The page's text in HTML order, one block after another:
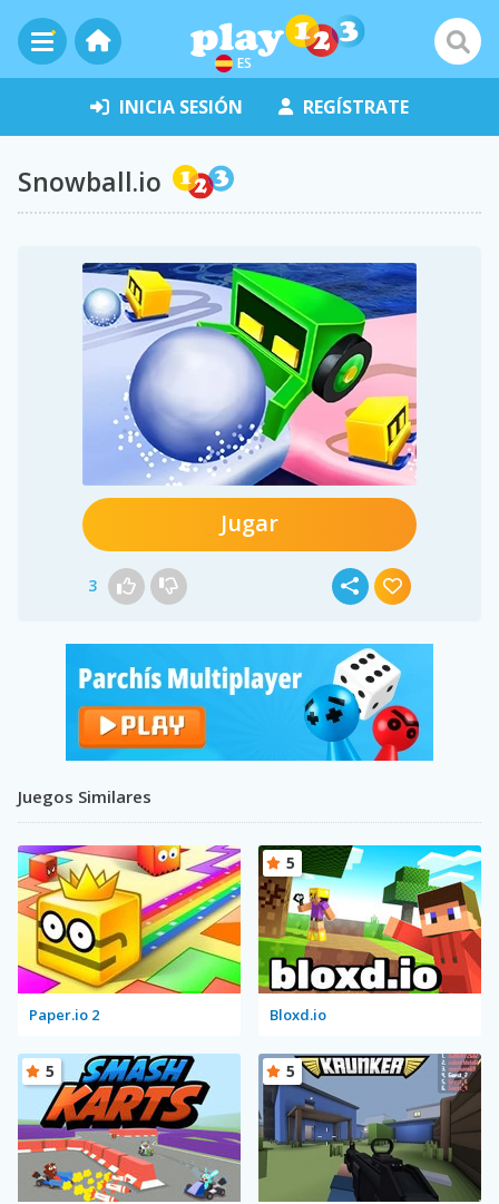
ES
INICIA SESIÓN REGÍSTRATE
Snowball.io
Jugar
3
Juegos Similares
Paper.io 2 Bloxd.io
5
5 5